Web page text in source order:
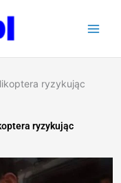
ryzykując
ryzykując